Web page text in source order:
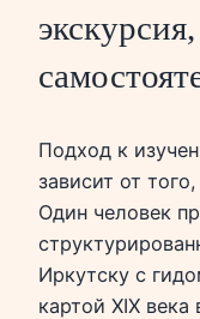
Подход к
зависит от
Один человек
Иркутску с
картой XIX